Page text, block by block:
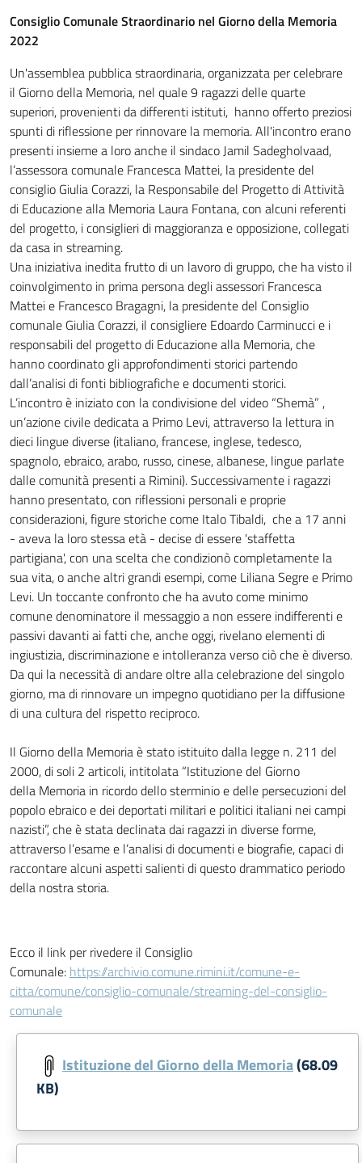
Consiglio Comunale Straordinario nel Giorno della Memoria
2022
Un'assemblea pubblica straordinaria, organizzata per celebrare
il Giorno della Memoria, nel quale 9 ragazzi delle quarte
superiori, provenienti da differenti istituti, hanno offerto preziosi
spunti di riflessione per rinnovare la memoria. All'incontro erano
presenti insieme a loro anche il sindaco Jamil Sadegholvaad,
l’assessora comunale Francesca Mattei, la presidente del
consiglio Giulia Corazzi, la Responsabile del Progetto di Attività
di Educazione alla Memoria Laura Fontana, con alcuni referenti
del progetto, i consiglieri di maggioranza e opposizione, collegati
da casa in streaming.
Una iniziativa inedita frutto di un lavoro di gruppo, che ha visto il
coinvolgimento in prima persona degli assessori Francesca
Mattei e Francesco Bragagni, la presidente del Consiglio
comunale Giulia Corazzi, il consigliere Edoardo Carminucci e i
responsabili del progetto di Educazione alla Memoria, che
hanno coordinato gli approfondimenti storici partendo
dall’analisi di fonti bibliografiche e documenti storici.
L’incontro è iniziato con la condivisione del video “Shemà” ,
un’azione civile dedicata a Primo Levi, attraverso la lettura in
dieci lingue diverse (italiano, francese, inglese, tedesco,
spagnolo, ebraico, arabo, russo, cinese, albanese, lingue parlate
dalle comunità presenti a Rimini). Successivamente i ragazzi
hanno presentato, con riflessioni personali e proprie
considerazioni, figure storiche come Italo Tibaldi, che a 17 anni
- aveva la loro stessa età - decise di essere 'staffetta
partigiana', con una scelta che condizionò completamente la
sua vita, o anche altri grandi esempi, come Liliana Segre e Primo
Levi. Un toccante confronto che ha avuto come minimo
comune denominatore il messaggio a non essere indifferenti e
passivi davanti ai fatti che, anche oggi, rivelano elementi di
ingiustizia, discriminazione e intolleranza verso ciò che è diverso.
Da qui la necessità di andare oltre alla celebrazione del singolo
giorno, ma di rinnovare un impegno quotidiano per la diffusione
di una cultura del rispetto reciproco.
Il Giorno della Memoria è stato istituito dalla legge n. 211 del
2000, di soli 2 articoli, intitolata “Istituzione del Giorno
della Memoria in ricordo dello sterminio e delle persecuzioni del
popolo ebraico e dei deportati militari e politici italiani nei campi
nazisti”, che è stata declinata dai ragazzi in diverse forme,
attraverso l’esame e l’analisi di documenti e biografie, capaci di
raccontare alcuni aspetti salienti di questo drammatico periodo
della nostra storia.
Ecco il link per rivedere il Consiglio
Comunale: https://archivio.comune.rimini.it/comune-e-
citta/comune/consiglio-comunale/streaming-del-consiglio-
comunale
Istituzione del Giorno della Memoria(68.09
KB)